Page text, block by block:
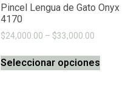
Pincel Lengua de Gato Onyx
4170
$24,000.00 – $33,000.00
Seleccionar opciones